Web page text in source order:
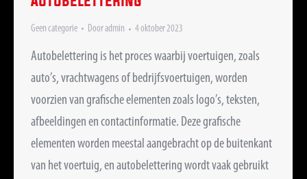
Geen categorie Dooradmin 4 oktober 2023
Autobelettering is het proces waarbij voertuigen, zoals
auto’s, vrachtwagens of bedrijfsvoertuigen, worden
voorzien van grafische elementen zoals logo’s, teksten,
afbeeldingen en contactinformatie. Deze grafische
elementen worden meestal aangebracht op de buitenkant
van het voertuig, en autobelettering wordt vaak gebruikt